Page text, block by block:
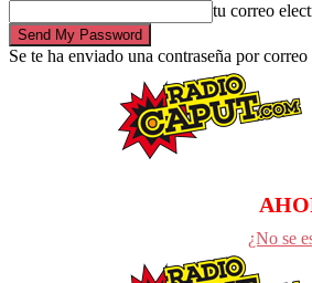
tu correo
Se te ha enviado una contraseña por
¿No se